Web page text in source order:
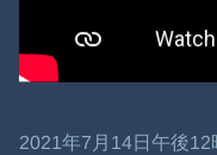
2021年7月14日午後